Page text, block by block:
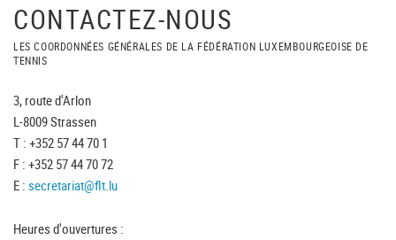
CONTACTEZ-NOUS
LES COORDONNÉES GÉNÉRALES DE LA FÉDÉRATION LUXEMBOURGEOISE DE
TENNIS
3, route d'Arlon
L-8009 Strassen
T : +352 57 44 70 1
F : +352 57 44 70 72
E : secretariat@flt.lu
Heures d'ouvertures :